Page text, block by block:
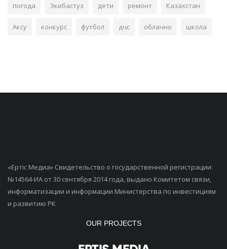
погода Экибастуз дети ремонт Казахстан
Аксу конкурс футбол дчс облачно школа
«Ертiс Медиа» Свидетельство о государственной регистрации:
№14564-ИА от 30 сентября 2014 года, выдано Комитетом связи,
информатизации и информации Министерства по инвестициям
и развитию РК
OUR PROJECTS